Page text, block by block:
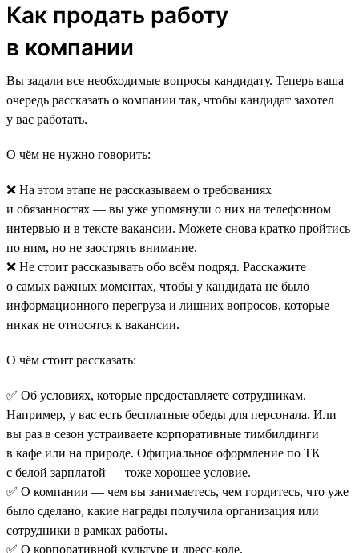
Как продать работу
в компании
Вы задали все необходимые вопросы кандидату. Теперь ваша
очередь рассказать о компании так, чтобы кандидат захотел
у вас работать.
О чём не нужно говорить:
❌ На этом этапе не рассказываем о требованиях
и обязанностях — вы уже упомянули о них на телефонном
интервью и в тексте вакансии. Можете снова кратко пройтись
по ним, но не заострять внимание.
❌ Не стоит рассказывать обо всём подряд. Расскажите
о самых важных моментах, чтобы у кандидата не было
информационного перегруза и лишних вопросов, которые
никак не относятся к вакансии.
О чём стоит рассказать:
✅ Об условиях, которые предоставляете сотрудникам.
Например, у вас есть бесплатные обеды для персонала. Или
вы раз в сезон устраиваете корпоративные тимбилдинги
в кафе или на природе. Официальное оформление по ТК
с белой зарплатой — тоже хорошее условие.
✅ О компании — чем вы занимаетесь, чем гордитесь, что уже
было сделано, какие награды получила организация или
сотрудники в рамках работы.
✅ О корпоративной культуре и дресс-коде.